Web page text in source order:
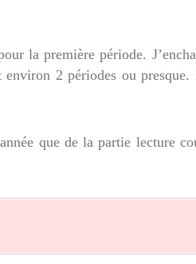
la première période.
2 périodes ou presque.
que de la partie lecture